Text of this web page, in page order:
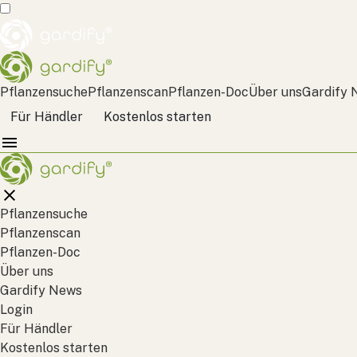
PflanzensuchePflanzenscanPflanzen-DocÜber unsGardify
Für Händler
Kostenlos starten
Pflanzensuche
Pflanzenscan
Pflanzen-Doc
Über uns
Gardify News
Login
Für Händler
Kostenlos starten